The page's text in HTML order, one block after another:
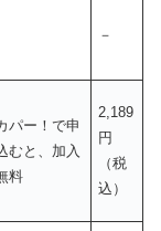
－
パー！で申
むと、加入
料
2,189
円
（税
込）